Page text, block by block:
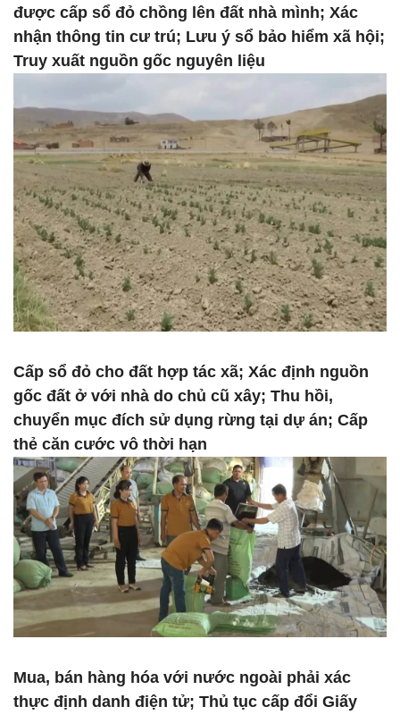
được cấp sổ đỏ chồng lên đất nhà mình; Xác
nhận thông tin cư trú; Lưu ý sổ bảo hiểm xã hội;
Truy xuất nguồn gốc nguyên liệu
Cấp sổ đỏ cho đất hợp tác xã; Xác định nguồn
gốc đất ở với nhà do chủ cũ xây; Thu hồi,
chuyển mục đích sử dụng rừng tại dự án; Cấp
thẻ căn cước vô thời hạn
Mua, bán hàng hóa với nước ngoài phải xác
thực định danh điện tử; Thủ tục cấp đổi Giấy